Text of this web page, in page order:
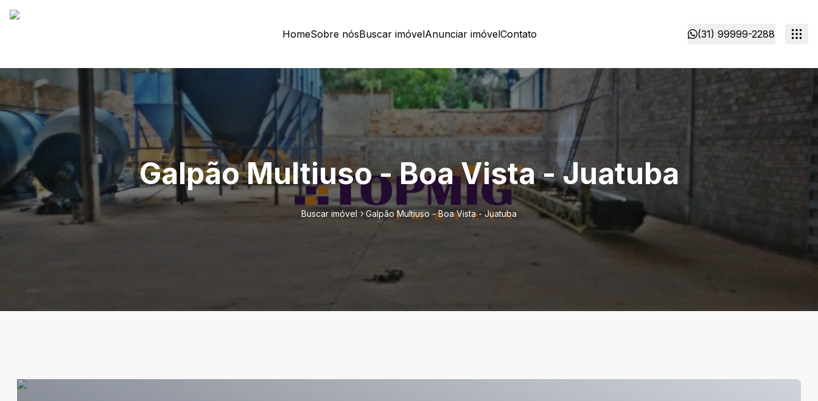
HomeSobre nósBuscar imóvelAnunciar imóvelContato (31) 99999-2288
Galpão Multiuso - Boa Vista - Juatuba
Buscar imóvel Galpão Multiuso - Boa Vista - Juatuba